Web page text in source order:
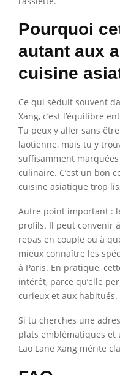
Pourquoi
autant aux
cuisine
Ce qui séduit souvent
Xang, c’est l’équilibre
Tu peux y aller sans
laotienne, mais tu y
suffisamment
culinaire. C’est un bon
cuisine asiatique trop
Autre point important :
profils. Il peut convenir
repas en couple ou à
mieux connaître les
à Paris. En pratique,
intérêt, parce qu’elle
curieux et aux habitués.
Si tu cherches une
plats emblématiques et
Lao Lane Xang mérite